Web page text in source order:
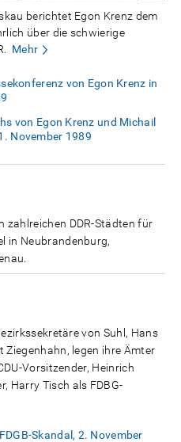
berichtet Egon Krenz dem
über die schwierige
Mehr
von Egon Krenz in
von Egon Krenz und Michail
November 1989
zahlreichen DDR-Städten für
in Neubrandenburg,
von Suhl, Hans
Ziegenhahn, legen ihre Ämter
Vorsitzender, Heinrich
Harry Tisch als FDBG-
Skandal, 2. November